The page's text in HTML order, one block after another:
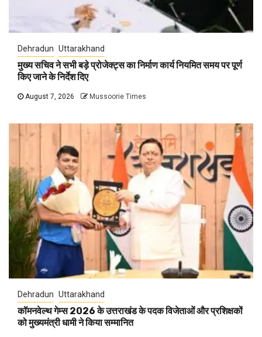
Dehradun Uttarakhand
मुख्य सचिव ने सभी बड़े प्रोजेक्ट्स का निर्माण कार्य नियमित समय पर पूर्ण
किए जाने के निर्देश दिए
August 7, 2026 Mussoorie Times
Dehradun Uttarakhand
कॉमनवेल्थ गेम्स 2026 के उत्तराखंड के पदक विजेताओं और प्रशिक्षकों
को मुख्यमंत्री धामी ने किया सम्मानित